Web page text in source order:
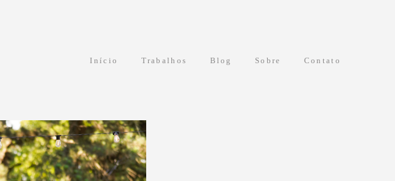
Início Trabalhos Blog Sobre Contato